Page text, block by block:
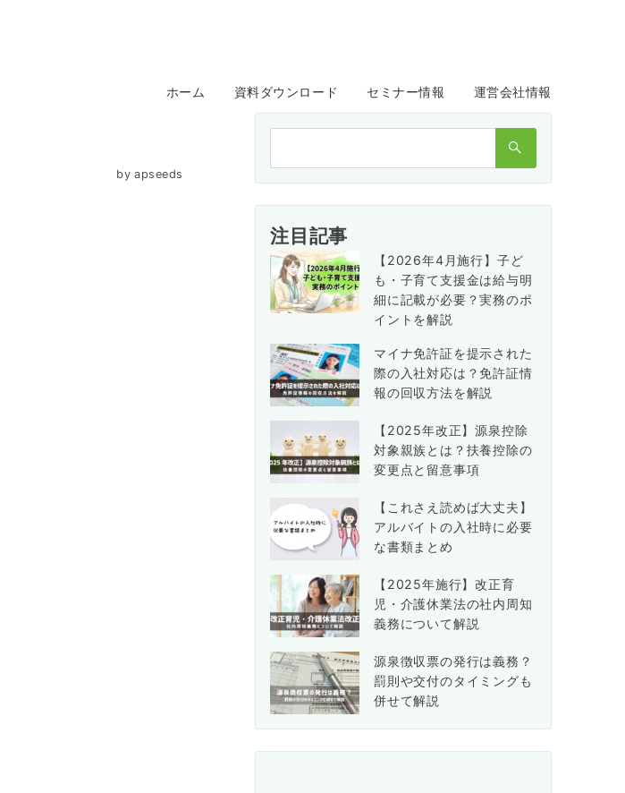
ホーム 資料ダウンロード セミナー情報 運営会社情報
by apseeds
注目記事
【2026年4月施行】子ど
も・子育て支援金は給与明
細に記載が必要？実務のポ
イントを解説
マイナ免許証を提示された
際の入社対応は？免許証情
報の回収方法を解説
【2025年改正】源泉控除
対象親族とは？扶養控除の
変更点と留意事項
【これさえ読めば大丈夫】
アルバイトの入社時に必要
な書類まとめ
【2025年施行】改正育
児・介護休業法の社内周知
義務について解説
源泉徴収票の発行は義務？
罰則や交付のタイミングも
併せて解説